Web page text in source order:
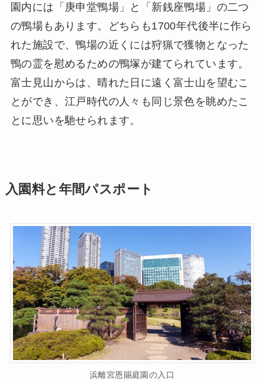
園内には「庚申堂鴨場」と「新銭座鴨場」の二つ
の鴨場もあります。どちらも1700年代後半に作ら
れた施設で、鴨場の近くには狩猟で獲物となった
鴨の霊を慰めるための鴨塚が建てられています。
富士見山からは、晴れた日に遠く富士山を望むこ
とができ、江戸時代の人々も同じ景色を眺めたこ
とに思いを馳せられます。
入園料と年間パスポート
浜離宮恩賜庭園の入口